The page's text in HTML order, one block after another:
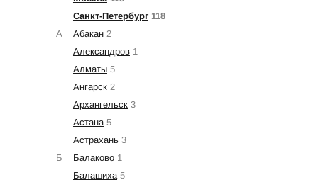
Санкт-Петербург 118
А
Абакан 2
Александров 1
Алматы 5
Ангарск 2
Архангельск 3
Астана 5
Астрахань 3
Б
Балаково 1
Балашиха 5